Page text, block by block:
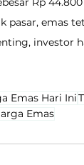
pasar, emas
investor
Emas Hari Ini
Emas